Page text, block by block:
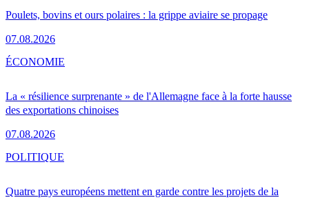
Poulets, bovins et ours polaires : la grippe aviaire se propage
07.08.2026
La « résilience surprenante » de l'Allemagne face à la forte hausse
des exportations chinoises
07.08.2026
ÉCONOMIE
Quatre pays européens mettent en garde contre les projets de la
POLITIQUE